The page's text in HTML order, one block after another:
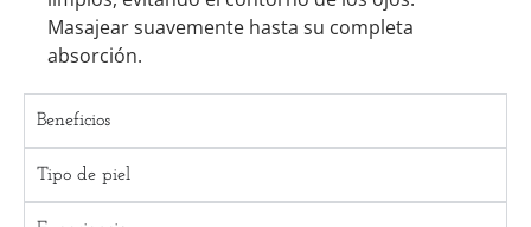
Masajear suavemente hasta su completa
absorción.
Beneficios
Tipo de piel